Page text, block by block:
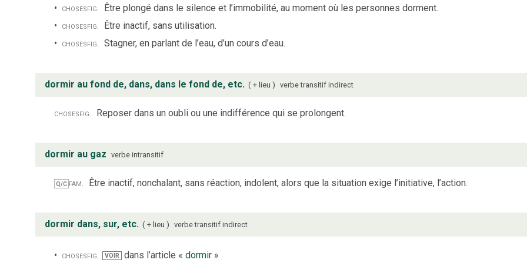
chosesfig. Être plongé dans le silence et l’immobilité, au moment où les personnes dorment.
chosesfig. Être inactif, sans utilisation.
chosesfig. Stagner, en parlant de l’eau, d’un cours d’eau.
dormir au fond de, dans, dans le fond de, etc. + lieu verbe transitif indirect
chosesfig. Reposer dans un oubli ou une indifférence qui se prolongent.
dormir au gaz verbe intransitif
Q/C fam. Être inactif, nonchalant, sans réaction, indolent, alors que la situation exige l’initiative, l’action.
dormir dans, sur, etc. + lieu verbe transitif indirect
chosesfig. VOIR dans l’article « dormir»